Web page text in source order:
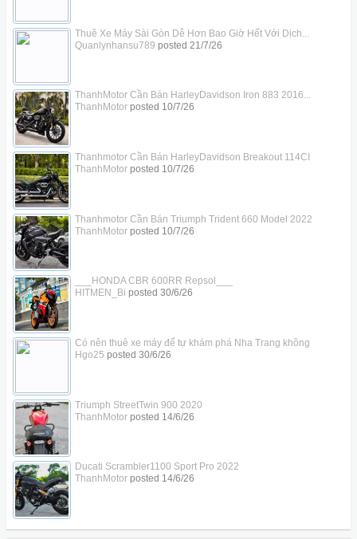
Thuê Xe Máy Sài Gòn Dễ Hơn Bao Giờ Hết Với Dịch...
Quanlynhansu789 posted 21/7/26
ThanhMotor Cần Bán HarleyDavidson Iron 883 2016...
ThanhMotorposted 10/7/26
Thanhmotor Cần Bán HarleyDavidson Breakout 114CI
ThanhMotorposted 10/7/26
Thanhmotor Cần Bán Triumph Trident 660 Model 2022
ThanhMotorposted 10/7/26
___HONDA CBR 600RR Repsol___
HITMEN_Bi posted 30/6/26
Có nên thuê xe máy để tự khám phá Nha Trang không
Hgo25 posted 30/6/26
Triumph StreetTwin 900 2020
ThanhMotorposted 14/6/26
Ducati Scrambler1100 Sport Pro 2022
ThanhMotorposted 14/6/26